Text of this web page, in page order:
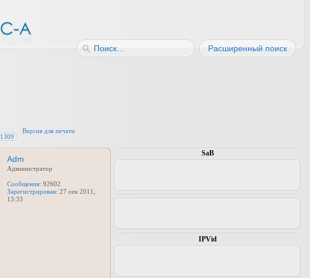
Расширенный поиск
Версия для печати
1309
Adm
Администратор
Сообщения: 92602
Зарегистрирован: 27 сен 2011,
13:33
SaB
IPVid